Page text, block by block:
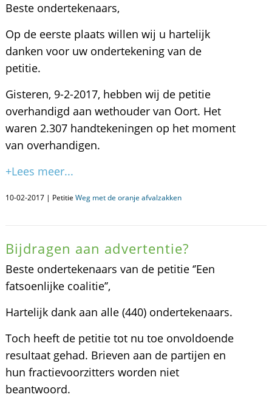
Beste ondertekenaars,
Op de eerste plaats willen wij u hartelijk
danken voor uw ondertekening van de
petitie.
Gisteren, 9-2-2017, hebben wij de petitie
overhandigd aan wethouder van Oort. Het
waren 2.307 handtekeningen op het moment
van overhandigen.
+Lees meer...
10-02-2017 | Petitie Weg met de oranje afvalzakken
Bijdragen aan advertentie?
Beste ondertekenaars van de petitie ‘’Een
fatsoenlijke coalitie’’,
Hartelijk dank aan alle (440) ondertekenaars.
Toch heeft de petitie tot nu toe onvoldoende
resultaat gehad. Brieven aan de partijen en
hun fractievoorzitters worden niet
beantwoord.